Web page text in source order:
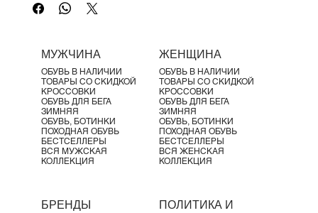
Характеристики продукта:
поглощения ударов
✔️ Speedboard® из нейлоновой смеси для стабильности и
баланса
✔️ Верх с cage-конструкцией для надёжной фиксации
стопы
✔️ Резиновая подошва для уверенного сцепления
✔️ Видимая технологичная подошва в современном стиле
✔️ Перепад пятка-носок: 8 мм
Промежуточная подошва Helion™
МУЖЧИНА
ОБУВЬ В НАЛИЧИИ
ТОВАРЫ СО СКИДКОЙ
КРОССОВКИ
ОБУВЬ ДЛЯ БЕГА
ЗИМНЯЯ
ОБУВЬ, БОТИНКИ
ПОХОДНАЯ ОБУВЬ
БЕСТСЕЛЛЕРЫ
ВСЯ МУЖСКАЯ
КОЛЛЕКЦИЯ
ЖЕНЩИНА
ОБУВЬ В НАЛИЧИИ
ТОВАРЫ СО СКИДКОЙ
КРОССОВКИ
ОБУВЬ ДЛЯ БЕГА
ЗИМНЯЯ
ОБУВЬ, БОТИНКИ
ПОХОДНАЯ ОБУВЬ
БЕСТСЕЛЛЕРЫ
ВСЯ ЖЕНСКАЯ
КОЛЛЕКЦИЯ
БРЕНДЫ
ПОЛИТИКА И